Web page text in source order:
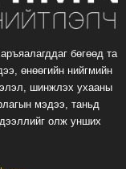
бөгөөд та
өнөөгийн нийгмийн
шинжлэх ухааны
мэдээ, таньд
олж унших